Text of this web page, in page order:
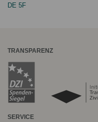
DE 5F
TRANSPARENZ
SERVICE